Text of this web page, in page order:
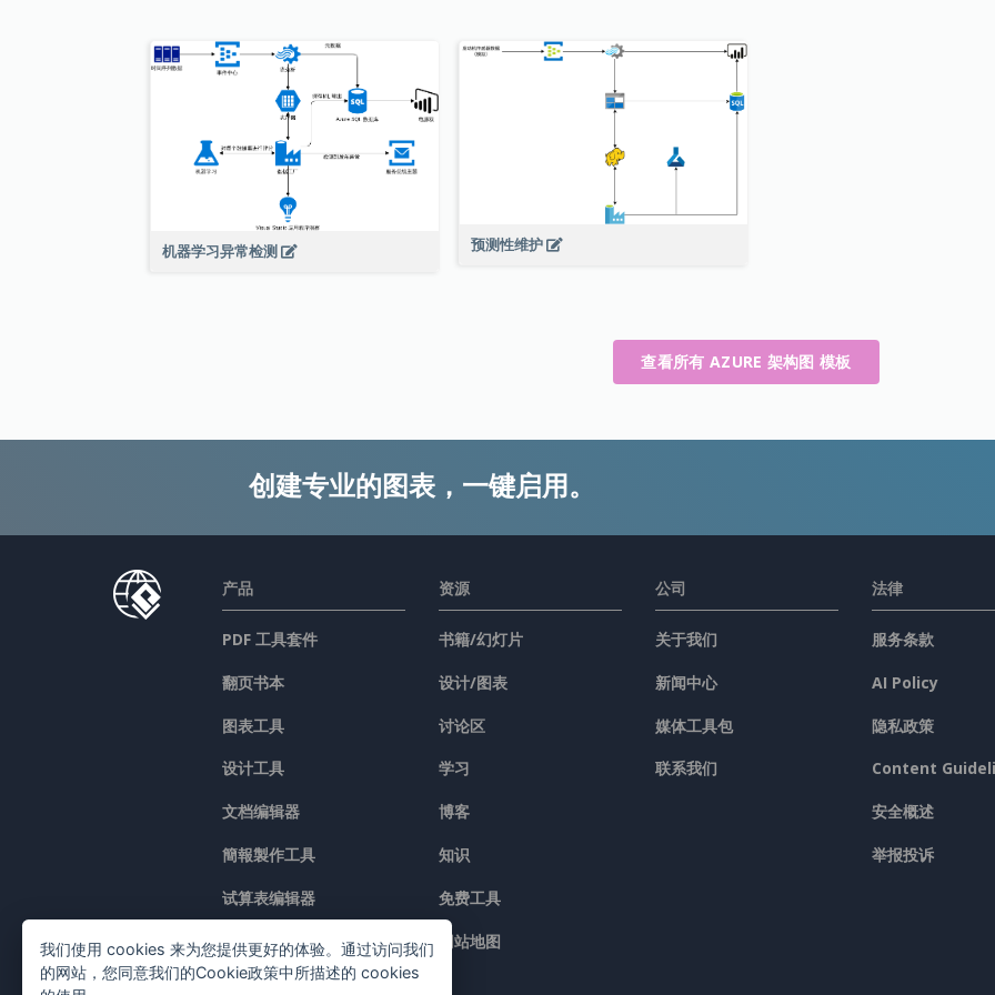
机器学习异常检测 预测性维护
查看所有 AZURE 架构图 模板
创建专业的图表，一键启用。
产品
PDF 工具套件
翻页书本
图表工具
设计工具
文档编辑器
簡報製作工具
试算表编辑器
价格
资源
书籍/幻灯片
设计/图表
讨论区
学习
博客
知识
免费工具
网站地图
公司
关于我们
新闻中心
媒体工具包
联系我们
法律
服务条款
AI Policy
隐私政策
Content
安全概述
举报投诉
我们使用 cookies 来为您提供更好的体验。通过访问我们
的网站，您同意我们的Cookie政策中所描述的 cookies